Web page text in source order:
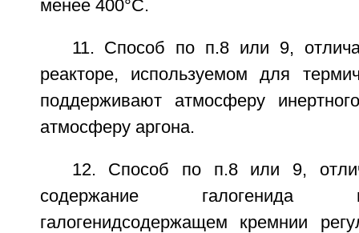
менее 400°С.
11. Способ по п.8 или 9,
реакторе, используемом для
поддерживают атмосферу
атмосферу аргона.
12. Способ по п.8 или 9,
содержание галогенида
галогенидсодержащем кремнии